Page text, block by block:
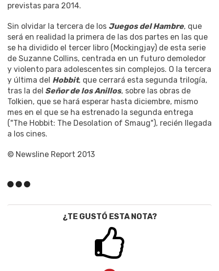
previstas para 2014.
Sin olvidar la tercera de los Juegos del Hambre, que
será en realidad la primera de las dos partes en las que
se ha dividido el tercer libro (Mockingjay) de esta serie
de Suzanne Collins, centrada en un futuro demoledor
y violento para adolescentes sin complejos. O la tercera
y última del Hobbit, que cerrará esta segunda trilogía,
tras la del Señor de los Anillos, sobre las obras de
Tolkien, que se hará esperar hasta diciembre, mismo
mes en el que se ha estrenado la segunda entrega
("The Hobbit: The Desolation of Smaug"), recién llegada
a los cines.
© Newsline Report 2013
¿TE GUSTÓ ESTA NOTA?